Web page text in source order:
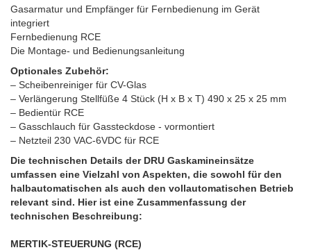
Gasarmatur und Empfänger für Fernbedienung im Gerät
integriert
Fernbedienung RCE
Die Montage- und Bedienungsanleitung
Optionales Zubehör:
– Scheibenreiniger für CV-Glas
– Verlängerung Stellfüße 4 Stück (H x B x T) 490 x 25 x 25 mm
– Bedientür RCE
– Gasschlauch für Gassteckdose - vormontiert
– Netzteil 230 VAC-6VDC für RCE
Die technischen Details der DRU Gaskamineinsätze
umfassen eine Vielzahl von Aspekten, die sowohl für den
halbautomatischen als auch den vollautomatischen Betrieb
relevant sind. Hier ist eine Zusammenfassung der
technischen Beschreibung:
MERTIK-STEUERUNG (RCE)